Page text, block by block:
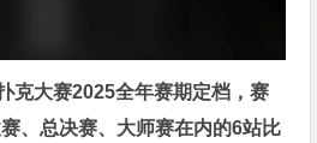
克大赛2025全年赛期定档，赛
、总决赛、大师赛在内的6站比